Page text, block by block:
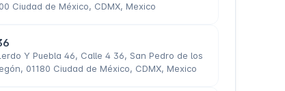
Ciudad de México, CDMX, Mexico
Y Puebla 46, Calle 4 36, San Pedro de los
01180 Ciudad de México, CDMX, Mexico